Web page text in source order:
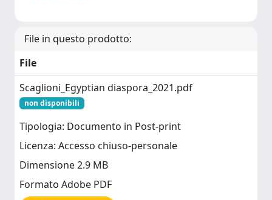
File in questo prodotto:
File
Scaglioni_Egyptian diaspora_2021.pdf
non disponibili
Tipologia: Documento in Post-print
Licenza: Accesso chiuso-personale
Dimensione 2.9 MB
Formato Adobe PDF